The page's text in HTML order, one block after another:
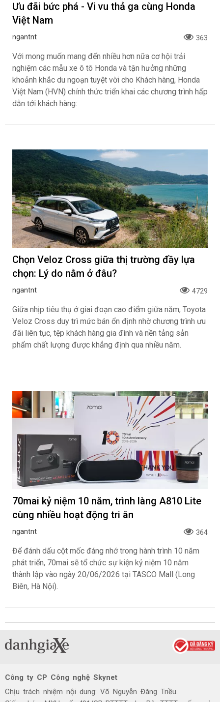
Ưu đãi bức phá - Vi vu thả ga cùng Honda
Việt Nam
ngantnt 363
Với mong muốn mang đến nhiều hơn nữa cơ hội trải
nghiệm các mẫu xe ô tô Honda và tận hưởng những
khoảnh khắc du ngoạn tuyệt vời cho Khách hàng, Honda
Việt Nam (HVN) chính thức triển khai các chương trình hấp
dẫn tới khách hàng:
Chọn Veloz Cross giữa thị trường đầy lựa
chọn: Lý do nằm ở đâu?
ngantnt 4729
Giữa nhịp tiêu thụ ở giai đoạn cao điểm giữa năm, Toyota
Veloz Cross duy trì mức bán ổn định nhờ chương trình ưu
đãi liên tục, tệp khách hàng gia đình và nền tảng sản
phẩm chất lượng được khẳng định qua nhiều năm.
70mai kỷ niệm 10 năm, trình làng A810 Lite
cùng nhiều hoạt động tri ân
ngantnt 364
Để đánh dấu cột mốc đáng nhớ trong hành trình 10 năm
phát triển, 70mai sẽ tổ chức sự kiện kỷ niệm 10 năm
thành lập vào ngày 20/06/2026 tại TASCO Mall (Long
Biên, Hà Nội).
Công ty CP Công nghệ Skynet
Chịu trách nhiệm nội dung: Võ Nguyễn Đăng Triều.